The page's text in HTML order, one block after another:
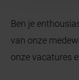
Ben je
van onze
onze vacatures